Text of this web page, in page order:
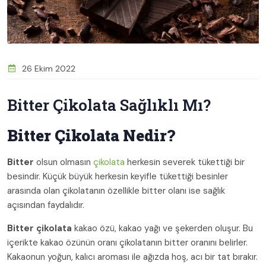
26 Ekim 2022
Bitter Çikolata Sağlıklı Mı?
Bitter Çikolata Nedir?
Bitter olsun olmasın çikolata herkesin severek tükettiği bir
besindir. Küçük büyük herkesin keyifle tükettiği besinler
arasında olan çikolatanın özellikle bitter olanı ise sağlık
açısından faydalıdır.
Bitter çikolata kakao özü, kakao yağı ve şekerden oluşur. Bu
içerikte kakao özünün oranı çikolatanın bitter oranını belirler.
Kakaonun yoğun, kalıcı aroması ile ağızda hoş, acı bir tat bırakır.